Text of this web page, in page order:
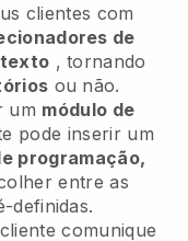
clientes com
de
, tornando
ou não.
um módulo de
pode inserir um
programação,
entre as
definidas.
comunique